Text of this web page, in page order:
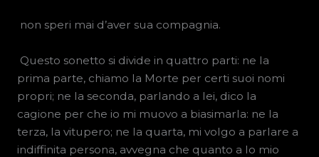
non speri mai d’aver sua compagnia.
Questo sonetto si divide in quattro parti: ne la
prima parte, chiamo la Morte per certi suoi nomi
propri; ne la seconda, parlando a lei, dico la
cagione per che io mi muovo a biasimarla: ne la
terza, la vitupero; ne la quarta, mi volgo a parlare a
indiffinita persona, avvegna che quanto a lo mio